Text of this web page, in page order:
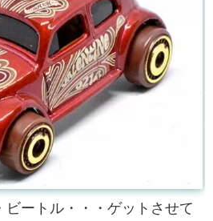
ビートル・・・ゲットさせて